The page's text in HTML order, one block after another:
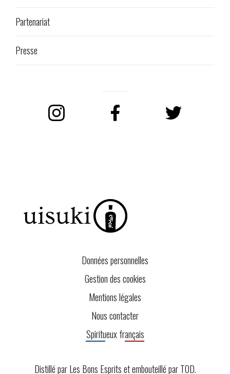
Partenariat
Presse
Données personnelles
Gestion des cookies
Mentions légales
Nous contacter
Spiritueux français
Distillé par Les Bons Esprits et embouteillé parTOD.